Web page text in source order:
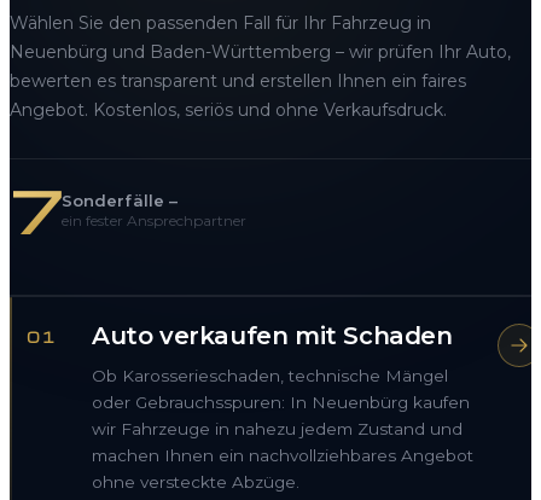
Wählen Sie den passenden Fall für Ihr Fahrzeug in
Neuenbürg und Baden-Württemberg – wir prüfen Ihr Auto,
bewerten es transparent und erstellen Ihnen ein faires
Angebot. Kostenlos, seriös und ohne Verkaufsdruck.
7Sonderfälle –
ein fester Ansprechpartner
01 Auto verkaufen mit Schaden
Ob Karosserieschaden, technische Mängel
oder Gebrauchsspuren: In Neuenbürg kaufen
wir Fahrzeuge in nahezu jedem Zustand und
machen Ihnen ein nachvollziehbares Angebot
ohne versteckte Abzüge.